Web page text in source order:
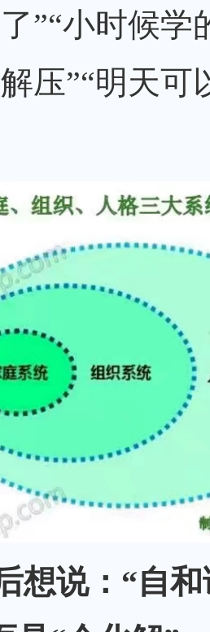
”“小时候学
压”“明天可
想说： “自和